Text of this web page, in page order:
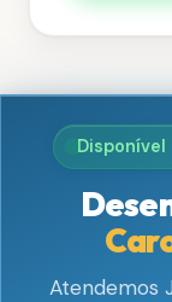
Atendemos